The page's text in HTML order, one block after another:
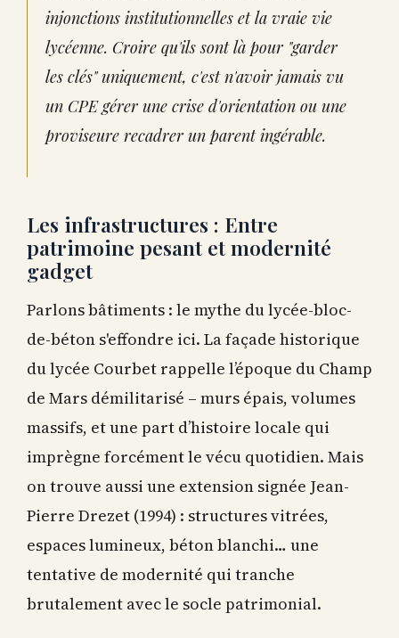
injonctions institutionnelles et la vraie vie
lycéenne. Croire qu'ils sont là pour "garder
les clés" uniquement, c'est n'avoir jamais vu
un CPE gérer une crise d'orientation ou une
proviseure recadrer un parent ingérable.
Les infrastructures : Entre
patrimoine pesant et modernité
gadget
Parlons bâtiments : le mythe du lycée-bloc-
de-béton s'effondre ici. La façade historique
du lycée Courbet rappelle l’époque du Champ
de Mars démilitarisé – murs épais, volumes
massifs, et une part d’histoire locale qui
imprègne forcément le vécu quotidien. Mais
on trouve aussi une extension signée Jean-
Pierre Drezet (1994) : structures vitrées,
espaces lumineux, béton blanchi… une
tentative de modernité qui tranche
brutalement avec le socle patrimonial.